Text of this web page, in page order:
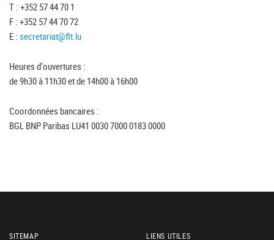
T : +352 57 44 70 1
F : +352 57 44 70 72
E : secretariat@flt.lu
Heures d'ouvertures :
de 9h30 à 11h30 et de 14h00 à 16h00
Coordonnées bancaires :
BGL BNP Paribas LU41 0030 7000 0183 0000
SITEMAP LIENS UTILES